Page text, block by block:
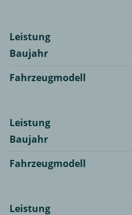
Leistung
Baujahr
Fahrzeugmodell
Leistung
Baujahr
Fahrzeugmodell
Leistung